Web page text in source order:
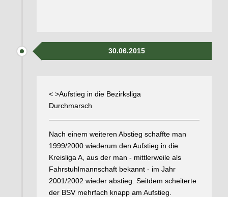
30.06.2015
< >Aufstieg in die Bezirksliga
Durchmarsch
Nach einem weiteren Abstieg schaffte man
1999/2000 wiederum den Aufstieg in die
Kreisliga A, aus der man - mittlerweile als
Fahrstuhlmannschaft bekannt - im Jahr
2001/2002 wieder abstieg. Seitdem scheiterte
der BSV mehrfach knapp am Aufstieg.